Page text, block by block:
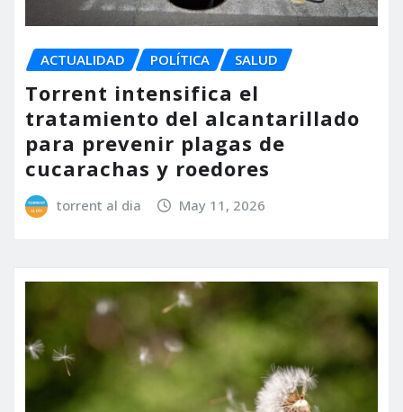
ACTUALIDAD POLÍTICA SALUD
Torrent intensifica el
tratamiento del alcantarillado
para prevenir plagas de
cucarachas y roedores
torrent al dia May 11, 2026